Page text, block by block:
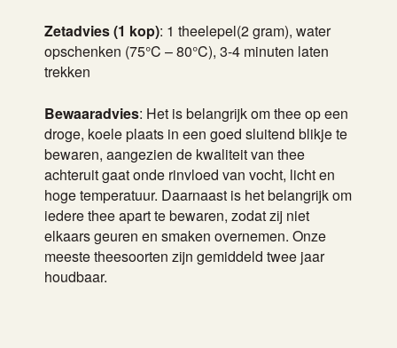
Zetadvies (1 kop): 1 theelepel(2 gram), water
opschenken (75°C – 80°C), 3-4 minuten laten
trekken
Bewaaradvies: Het is belangrijk om thee op een
droge, koele plaats in een goed sluitend blikje te
bewaren, aangezien de kwaliteit van thee
achteruit gaat onde rinvloed van vocht, licht en
hoge temperatuur. Daarnaast is het belangrijk om
iedere thee apart te bewaren, zodat zij niet
elkaars geuren en smaken overnemen. Onze
meeste theesoorten zijn gemiddeld twee jaar
houdbaar.